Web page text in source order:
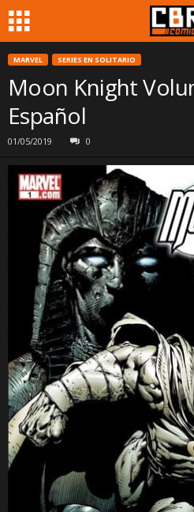
MARVEL SERIES EN SOLITARIO
Moon Knight
Español
01/05/2019 0